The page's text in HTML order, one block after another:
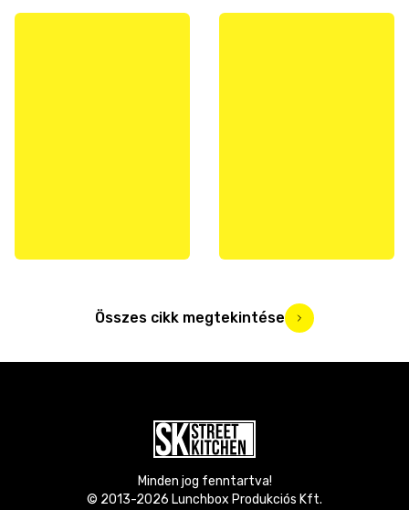
Összes cikk megtekintése
Minden jog fenntartva!
© 2013-2026 Lunchbox Produkciós Kft.